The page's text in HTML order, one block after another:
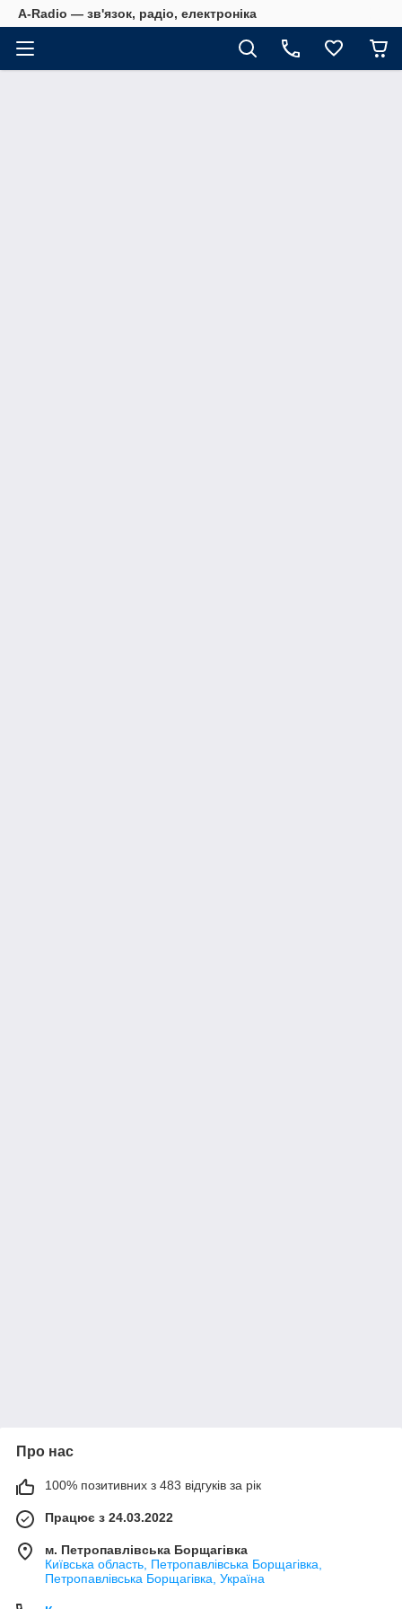
A-Radio — зв'язок, радіо, електроніка
Про нас
100% позитивних з 483 відгуків за рік
Працює з 24.03.2022
м. Петропавлівська Борщагівка
Київська область, Петропавлівська Борщагівка,
Петропавлівська Борщагівка, Україна